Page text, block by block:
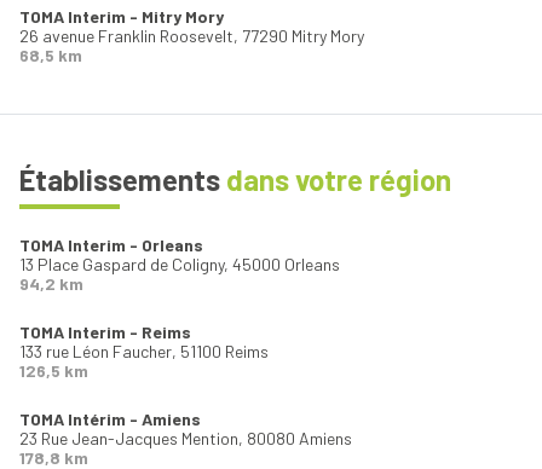
TOMA Interim - Mitry Mory
26 avenue Franklin Roosevelt, 77290 Mitry Mory
68,5 km
Établissements dans votre région
TOMA Interim - Orleans
13 Place Gaspard de Coligny, 45000 Orleans
94,2 km
TOMA Interim - Reims
133 rue Léon Faucher, 51100 Reims
126,5 km
TOMA Intérim - Amiens
23 Rue Jean-Jacques Mention, 80080 Amiens
178,8 km